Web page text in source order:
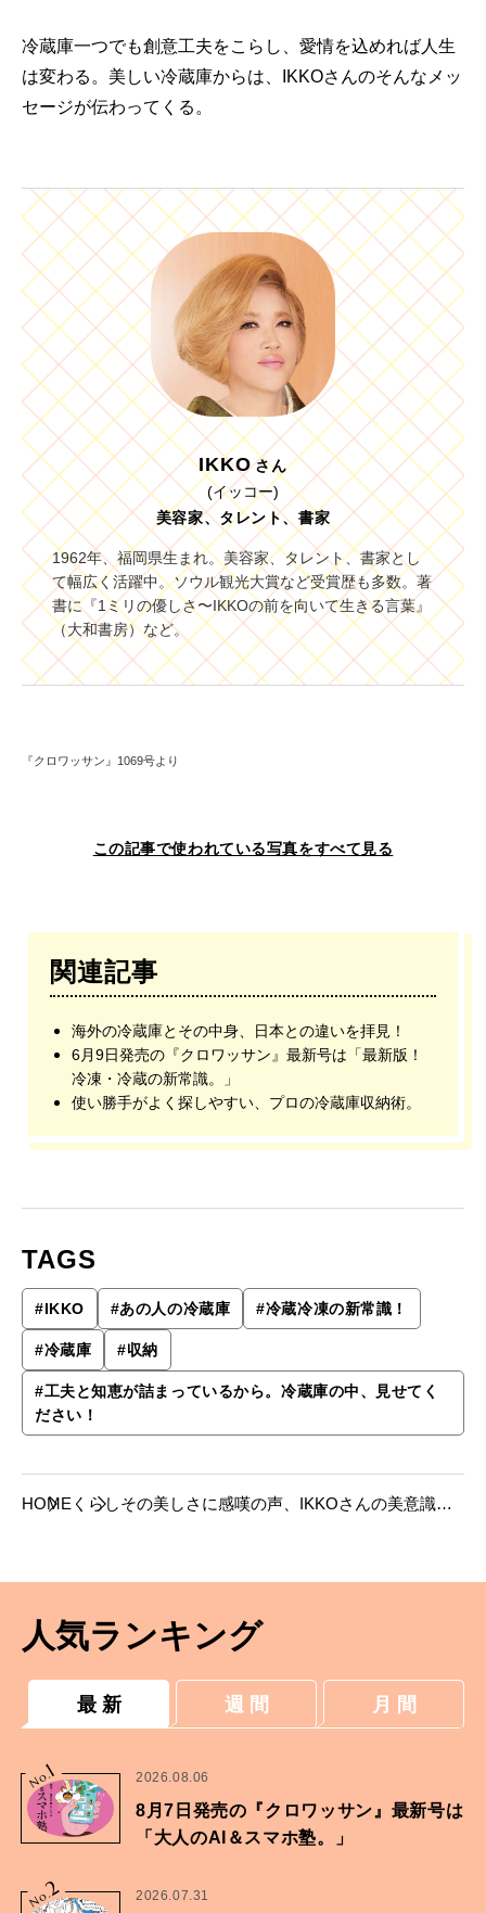
冷蔵庫一つでも創意工夫をこらし、愛情を込めれば人生
は変わる。美しい冷蔵庫からは、
IKKOさんのそんなメッ
セージが伝わってくる。
IKKO さん
(イッコー)
美容家、タレント、書家
1962年、福岡県生まれ。美容家、タレント、書家とし
て幅広く活躍中。ソウル観光大賞など受賞歴も多数。著
書に『1ミリの優しさ〜IKKOの前を向いて生きる言葉』
（大和書房）など。
『クロワッサン』1069号より
この記事で使われている写真をすべて見る
関連記事
海外の冷蔵庫とその中身、日本との違いを拝見！
6月9日発売の『クロワッサン』最新号は「最新版！
冷凍・冷蔵の新常識。」
使い勝手がよく探しやすい、プロの冷蔵庫収納術。
TAGS
#IKKO #あの人の冷蔵庫 #冷蔵冷凍の新常識！
#冷蔵庫 #収納
#工夫と知恵が詰まっているから。冷蔵庫の中、見せてく
ださい！
HOME くらしその美しさに感嘆の声、IKKOさんの美意識を
人気ランキング
最 新 週 間 月 間
No.
1 2026.08.06
8月7日発売の『クロワッサン』最新号は
「大人のAI＆スマホ塾。」
No.2 2026.07.31